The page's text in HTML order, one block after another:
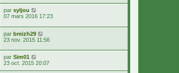
par syljou
07 mars 2016 17:23
par breizh29
23 nov. 2015 11:56
par Sim01
23 oct. 2015 20:07